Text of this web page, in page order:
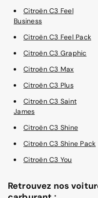
Citroën C3 Feel
Business
Citroën C3 Feel Pack
Citroën C3 Graphic
Citroën C3 Max
Citroën C3 Plus
Citroën C3 Saint
James
Citroën C3 Shine
Citroën C3 Shine Pack
Citroën C3 You
Retrouvez nos